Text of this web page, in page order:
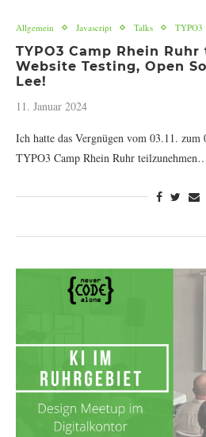
Allgemein Javascript Talks TYPO3
TYPO3 Camp Rhein
Website Testing, Open
Lee!
11. Januar 2024
Ich hatte das Vergnügen vom 03.11.
TYPO3 Camp Rhein Ruhr